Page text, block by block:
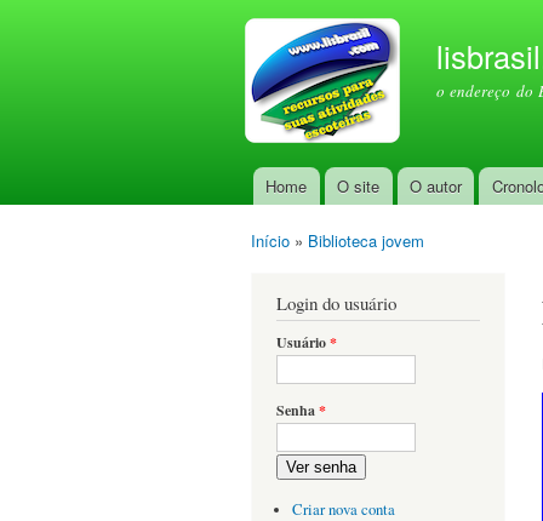
o endereço do
Menu principal
Home O site O autor
Início » Biblioteca jovem
Login do usuário
Usuário*
Senha*
Ver senha
Criar nova conta